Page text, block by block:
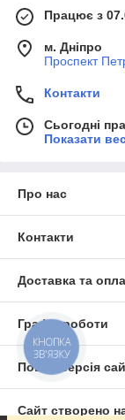
Працює з
м. Дніпро
Проспект
Контакти
Сьогодні
Показати
Про нас
Контакти
Доставка та
Графік роботи
Повна версія
Сайт створено
КНОПКА
ЗВ'ЯЗКУ